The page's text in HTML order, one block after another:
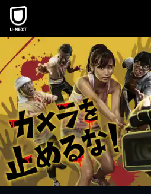
本文へスキップ